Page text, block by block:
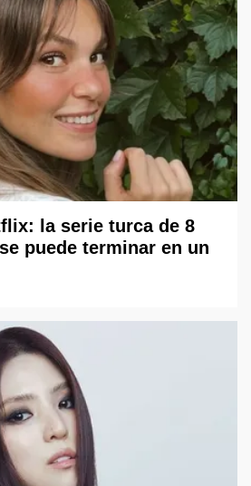
la serie turca de 8
puede terminar en un